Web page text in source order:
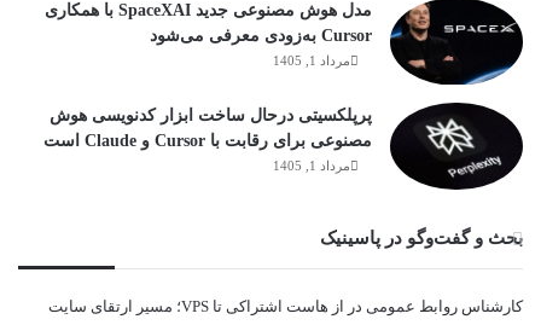
مدل هوش مصنوعی جدید SpaceXAI با همکاری
Cursor به‌زودی معرفی می‌شود
مرداد 1, 1405
پرپلکسیتی درحال ساخت ابزار کدنویسی هوش
مصنوعی برای رقابت با Cursor و Claude است
مرداد 1, 1405
بحث و گفت‌وگو در پاسینیک
کارشناس روابط عمومی در از هاست اشتراکی تا VPS؛ مسیر ارتقای سایت